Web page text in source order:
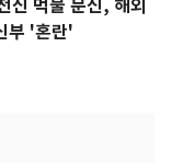
신 먹물 문신, 해외
부 '혼란'